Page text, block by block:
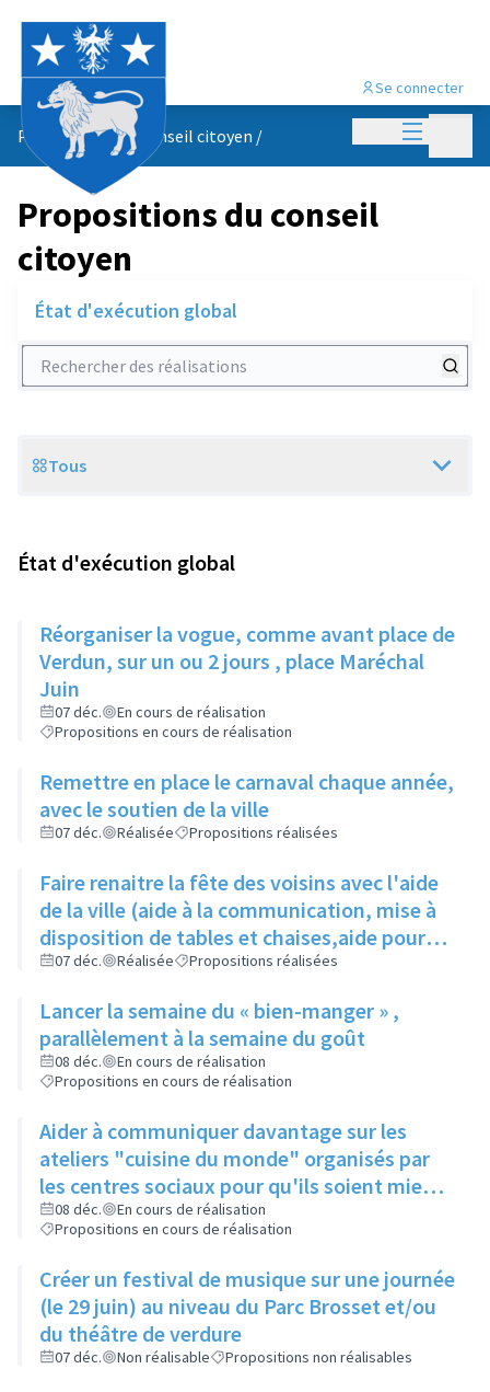
Menu
Se connecter
Propositions du conseil citoyen /
Propositions du conseil
citoyen
État d'exécution global
Rechercher des réalisations
Scope
Tous
État d'exécution global
Réorganiser la vogue, comme avant place de
Verdun, sur un ou 2 jours , place Maréchal
Juin
07 déc.
En cours de réalisation
Propositions en cours de réalisation
Remettre en place le carnaval chaque année,
avec le soutien de la ville
07 déc. Réalisée Propositions réalisées
Faire renaitre la fête des voisins avec l'aide
de la ville (aide à la communication, mise à
disposition de tables et chaises,aide pour
les demandes d'occupation du domaine
07 déc. Réalisée Propositions réalisées
Lancer la semaine du « bien-manger » ,
parallèlement à la semaine du goût
08 déc.
En cours de réalisation
Propositions en cours de réalisation
Aider à communiquer davantage sur les
ateliers "cuisine du monde" organisés par
les centres sociaux pour qu'ils soient mieux
connus
08 déc.
En cours de réalisation
Propositions en cours de réalisation
Créer un festival de musique sur une journée
(le 29 juin) au niveau du Parc Brosset et/ou
du théâtre de verdure
07 déc. Non réalisable Propositions non réalisables